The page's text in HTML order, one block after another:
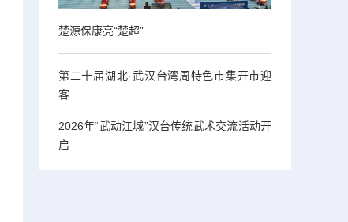
楚源保康亮“楚超”
第二十届湖北·武汉台湾周特色市集开市迎
客
2026年“武动江城”汉台传统武术交流活动开
启